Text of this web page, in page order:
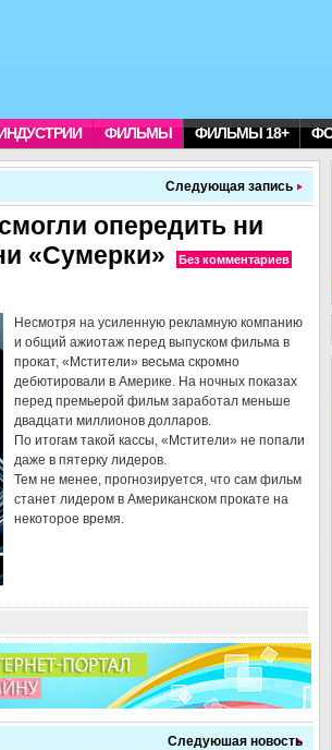
ФИЛЬМЫ ФИЛЬМЫ 18+
Следующая запись
опередить ни
«Сумерки»
Без комментариев
Несмотря на усиленную рекламную компанию
и общий ажиотаж перед выпуском фильма в
прокат, «Мстители» весьма скромно
дебютировали в Америке. На ночных показах
перед премьерой фильм заработал меньше
двадцати миллионов долларов.
По итогам такой кассы, «Мстители» не попали
даже в пятерку лидеров.
Тем не менее, прогнозируется, что сам фильм
станет лидером в Американском прокате на
некоторое время.
Следуюшая новость